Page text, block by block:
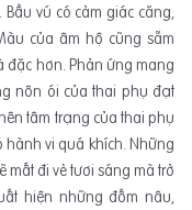
vú có cảm giác căng,
của âm hộ cũng sẫm
đặc hơn. Phản ứng mang
nôn ói của thai phụ đạt
tâm trạng của thai phụ
vi quá khích. Những
đi vẻ tươi sáng mà trở
hiện những đốm nâu,